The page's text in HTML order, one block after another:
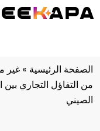
الصفحة الرئيسية » غير
من التفاؤل التجاري بين
الصيني